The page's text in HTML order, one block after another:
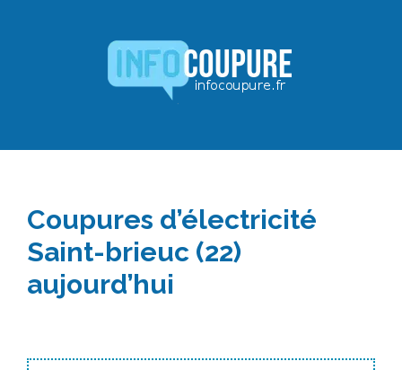
Coupures d’électricité
Saint-brieuc (22)
aujourd’hui